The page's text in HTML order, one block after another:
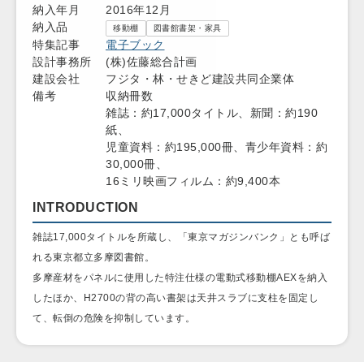
納入年月
2016年12月
納入品
移動棚 図書館書架・家具
特集記事
電子ブック
設計事務所
(株)佐藤総合計画
建設会社
フジタ・林・せきど建設共同企業体
備考
収納冊数
雑誌：約17,000タイトル、新聞：約190
紙、
児童資料：約195,000冊、青少年資料：約
30,000冊、
16ミリ映画フィルム：約9,400本
INTRODUCTION
雑誌17,000タイトルを所蔵し、「東京マガジンバンク」とも呼ば
れる東京都立多摩図書館。
多摩産材をパネルに使用した特注仕様の電動式移動棚AEXを納入
したほか、H2700の背の高い書架は天井スラブに支柱を固定し
て、転倒の危険を抑制しています。